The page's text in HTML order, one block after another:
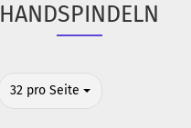
HANDSPINDELN
32 pro Seite
pro Seite